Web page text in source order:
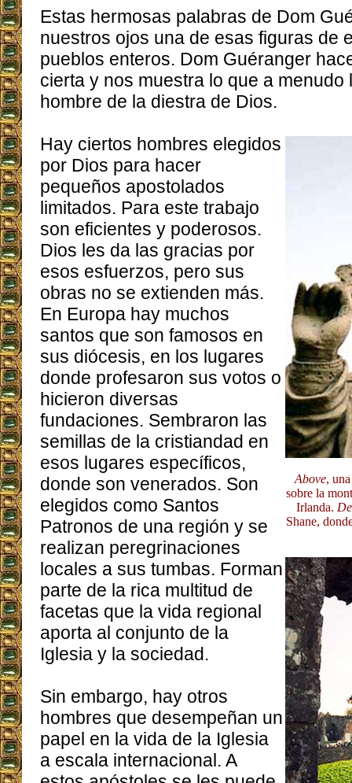
Estas hermosas palabras de Dom
nuestros ojos una de esas figuras de
pueblos enteros. Dom Guéranger
cierta y nos muestra lo que a menudo
hombre de la diestra de Dios.
Above,
sobre la
Irlanda.
Shane,
Hay ciertos hombres elegidos
por Dios para hacer
pequeños apostolados
limitados. Para este trabajo
son eficientes y poderosos.
Dios les da las gracias por
esos esfuerzos, pero sus
obras no se extienden más.
En Europa hay muchos
santos que son famosos en
sus diócesis, en los lugares
donde profesaron sus votos o
hicieron diversas
fundaciones. Sembraron las
semillas de la cristiandad en
esos lugares específicos,
donde son venerados. Son
elegidos como Santos
Patronos de una región y se
realizan peregrinaciones
locales a sus tumbas. Forman
parte de la rica multitud de
facetas que la vida regional
aporta al conjunto de la
Iglesia y la sociedad.
Sin embargo, hay otros
hombres que desempeñan un
papel en la vida de la Iglesia
a escala internacional. A